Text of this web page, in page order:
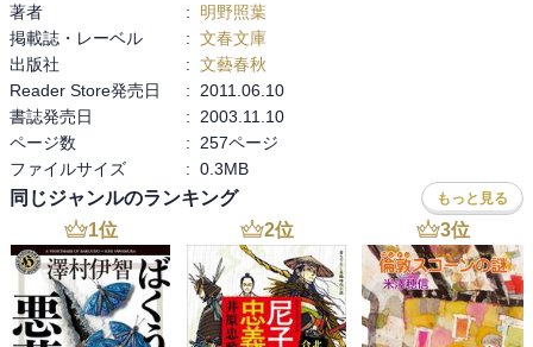
まあ、一番悪いのは、タイトルに意味のわからん読み方を付けたと
ころにある。文章☆3。ストーリーで減点1、タイトルで減点2。0点
やないか。
250pで読みやすいかと思いきや文字ギッシリです！
著者
:
明野照葉
掲載誌・レーベル
: 文春文庫
出版社
: 文藝春秋
Reader Store発売日
:
2011.06.10
書誌発売日
:
2003.11.10
ページ数
:
257ページ
ファイルサイズ
: 0.3MB
同じジャンルのランキング もっと見る
1位 2位 3位